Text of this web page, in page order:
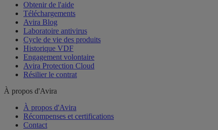
Obtenir de l'aide
Téléchargements
Avira Blog
Laboratoire antivirus
Cycle de vie des produits
Historique VDF
Engagement volontaire
Avira Protection Cloud
Résilier le contrat
À propos d'Avira
À propos d'Avira
Récompenses et certifications
Contact